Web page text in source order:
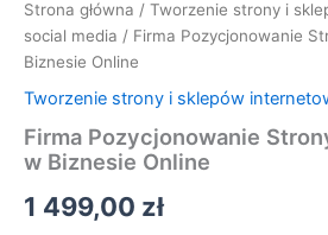
Strona główna / Tworzenie strony i
social media / Firma Pozycjonowanie
Biznesie Online
Tworzenie strony i sklepów
Firma Pozycjonowanie
w Biznesie Online
1 499,00 zł